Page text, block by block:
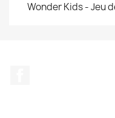
Wonder Kids - Jeu